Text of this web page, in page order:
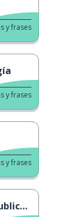
y frases
y frases
y frases